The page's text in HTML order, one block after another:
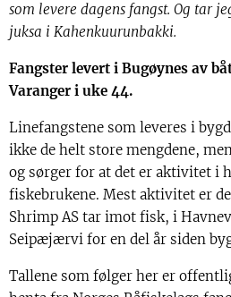
som levere dagens fangst. Og tar
juksa i Kahenkuurunbakki.
Fangster levert i Bugøynes av
Varanger i uke 44.
Linefangstene som leveres i
ikke de helt store mengdene,
og sørger for at det er aktivitet i
fiskebrukene. Mest aktivitet er
Shrimp AS tar imot fisk, i
Seipæjærvi for en del år siden
Tallene som følger her er